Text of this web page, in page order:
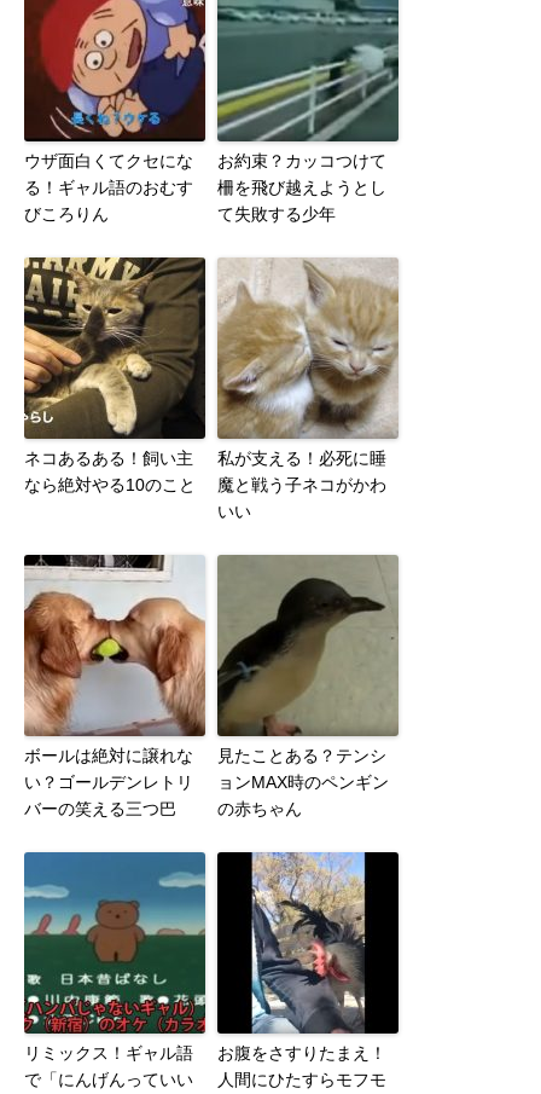
ウザ面白くてクセにな
る！ギャル語のおむす
びころりん
お約束？カッコつけて
柵を飛び越えようとし
て失敗する少年
ネコあるある！飼い主
なら絶対やる10のこと
私が支える！必死に睡
魔と戦う子ネコがかわ
いい
ボールは絶対に譲れな
い？ゴールデンレトリ
バーの笑える三つ巴
見たことある？テンシ
ョンMAX時のペンギン
の赤ちゃん
リミックス！ギャル語
で「にんげんっていい
お腹をさすりたまえ！
人間にひたすらモフモ